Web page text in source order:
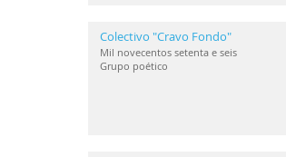
Colectivo "Cravo Fondo"
Mil novecentos setenta e seis
Grupo poético